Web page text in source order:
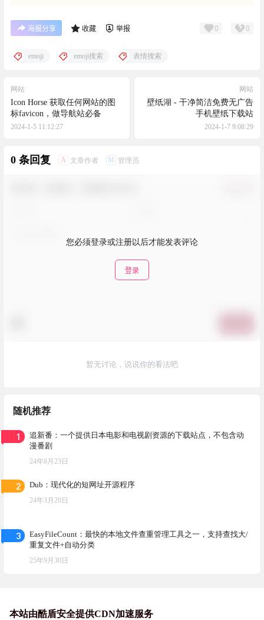
海报分享 收藏 举报 0 0
emoji emoji搜索 表情搜索
网站
Icon Horse 获取任何网站的图
标favicon，做导航站必备
2024-1-5 11:12:27
网站
壁纸湖 - 干净简洁免费无广告
手机壁纸下载站
2024-1-7 9:08:29
0 条回复 A 文章作者 M 管理员
您必须登录或注册以后才能发表评论
登录
暂无讨论，说说你的看法吧
随机推荐
1
追新番：一个提供日本电影和电视剧资源的下载站点，不包含动
漫番剧
24年8月23日
2 Dub：现代化的短网址开源程序
24年3月20日
3
EasyFileCount：最快的本地文件查重管理工具之一，支持查找大/
重复文件+自动分类
25年9月30日
本站由酷盾安全提供CDN加速服务